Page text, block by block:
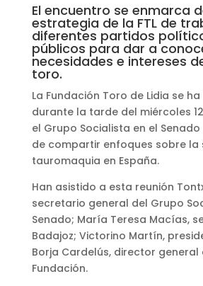
El encuentro se enmarca
estrategia de la FTL de
diferentes partidos
públicos para dar a
necesidades e intereses
toro.
La Fundación Toro de Lidia se
durante la tarde del miércoles
el Grupo Socialista en el
de compartir enfoques sobre la
tauromaquia en España.
Han asistido a esta reunión
secretario general del Grupo
Senado; María Teresa Macías,
Badajoz; Victorino Martín,
Borja Cardelús, director general
Fundación.